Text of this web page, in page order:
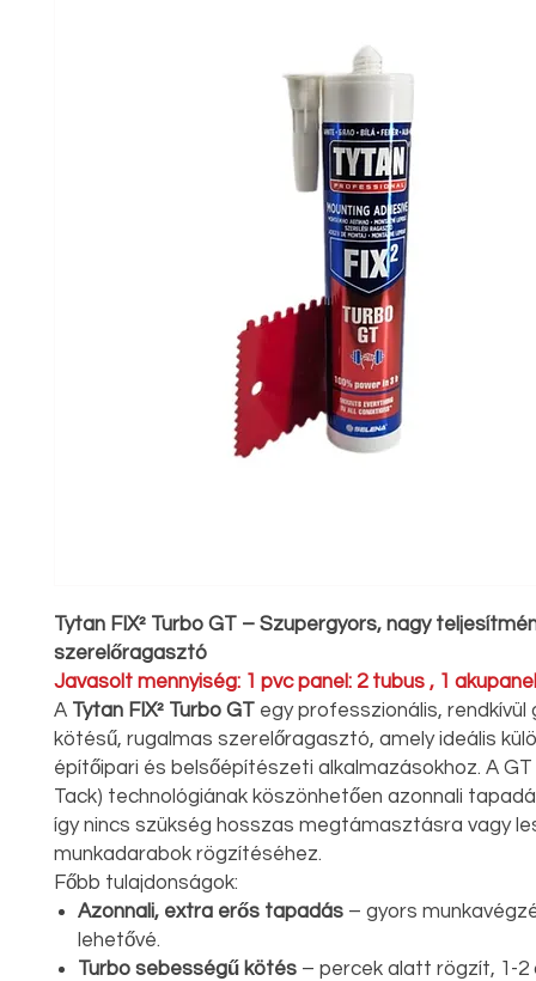
Tytan FIX² Turbo GT – Szupergyors, nagy
szerelőragasztó
Javasolt mennyiség: 1 pvc panel: 2 tubus , 1
A Tytan FIX² Turbo GT egy professzionális, rendkívül
kötésű, rugalmas szerelőragasztó, amely ideális
építőipari és belsőépítészeti alkalmazásokhoz. A GT
Tack) technológiának köszönhetően azonnali
így nincs szükség hosszas megtámasztásra vagy
munkadarabok rögzítéséhez.
Főbb tulajdonságok:
Azonnali, extra erős tapadás – gyors
lehetővé.
Turbo sebességű kötés – percek alatt rögzít, 1-2